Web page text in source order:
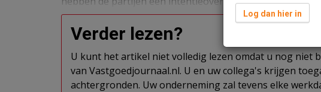
Verder lezen?
U kunt het artikel niet volledig lezen omdat u nog niet
van Vastgoedjournaal.nl. U en uw collega's krijgen
achtergronden. Uw onderneming zal tevens elke
Log dan hier in